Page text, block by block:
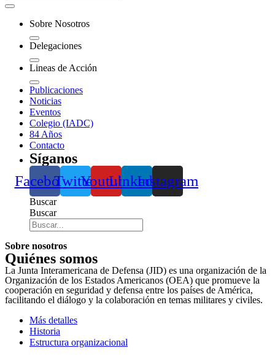
Sobre Nosotros
Delegaciones
Lineas de Acción
Publicaciones
Noticias
Eventos
Colegio (IADC)
84 Años
Contacto
Síganos
FacebookTwitterYoutubeLinkedinInstagram
Buscar
Buscar
Sobre nosotros
Quiénes somos
La Junta Interamericana de Defensa (JID) es una organización de la
Organización de los Estados Americanos (OEA) que promueve la
cooperación en seguridad y defensa entre los países de América,
facilitando el diálogo y la colaboración en temas militares y civiles.
Más detalles
Historia
Estructura organizacional